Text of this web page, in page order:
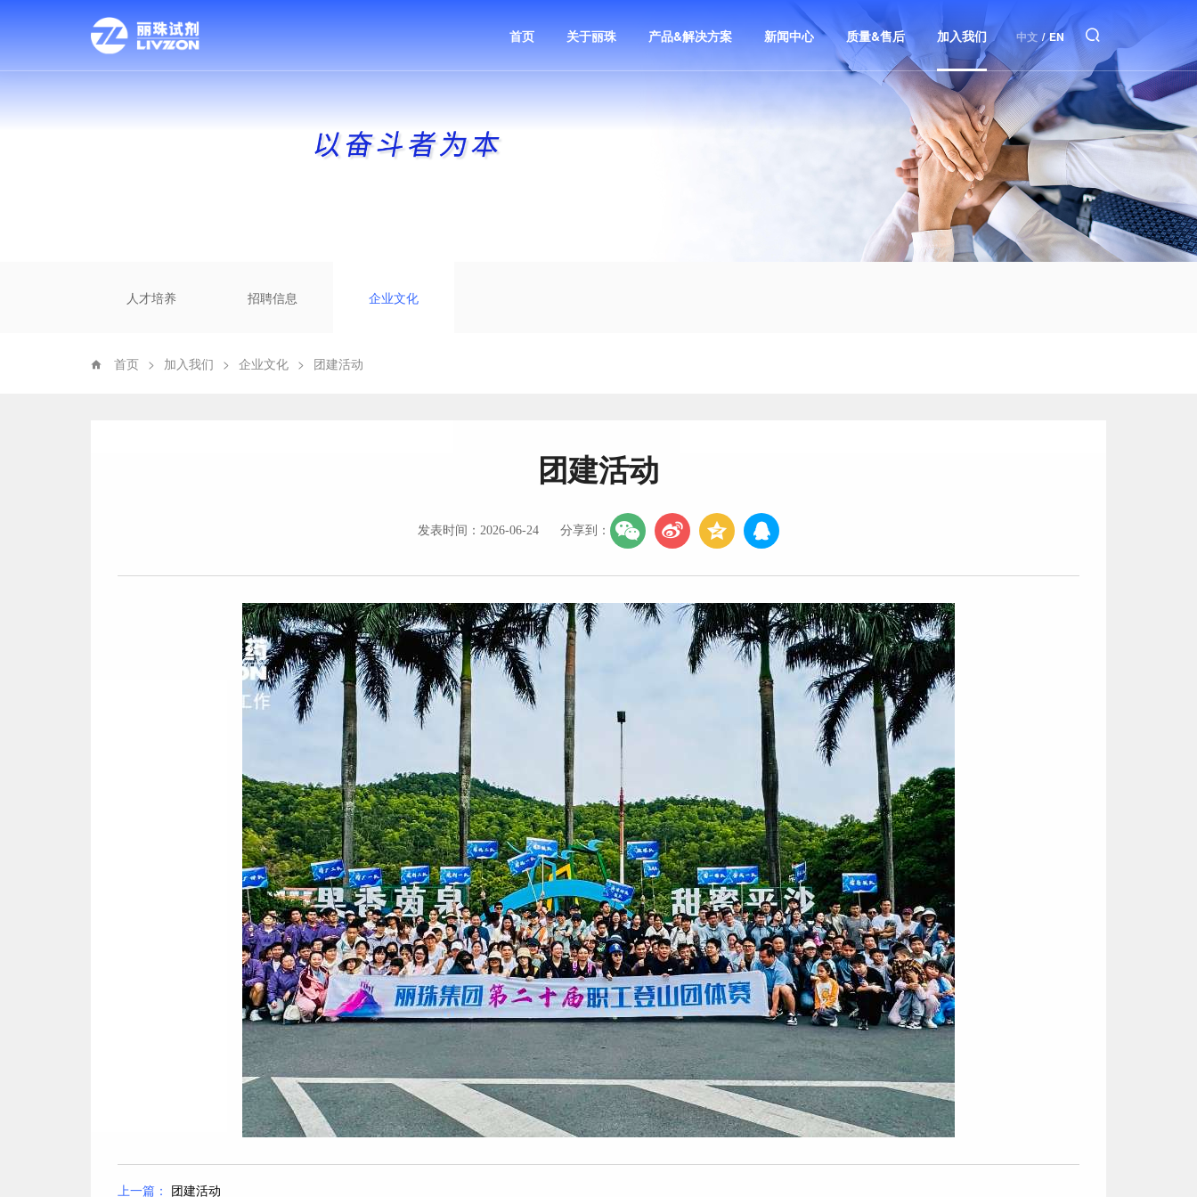
中文 / EN
首页 关于丽珠 产品&解决方案 新闻中心 质量&售后 加入我们
人才培养 招聘信息 企业文化
首页 > 加入我们 > 企业文化 > 团建活动
团建活动
发表时间：2026-06-24 分享到：
上一篇： 团建活动